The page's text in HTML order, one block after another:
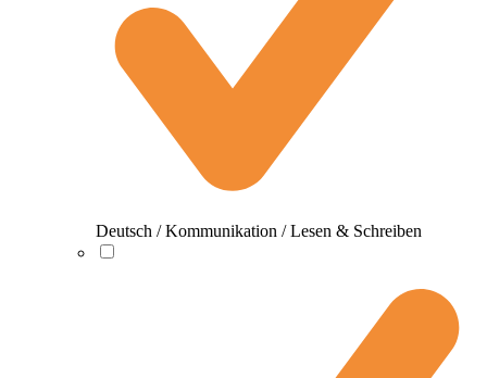
Deutsch / Kommunikation / Lesen & Schreiben